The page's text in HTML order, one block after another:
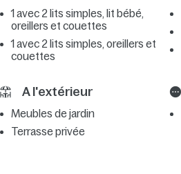
1 avec 2 lits simples, lit bébé,
oreillers et couettes
1 avec 2 lits simples, oreillers et
couettes
A l'extérieur
Meubles de jardin
Terrasse privée